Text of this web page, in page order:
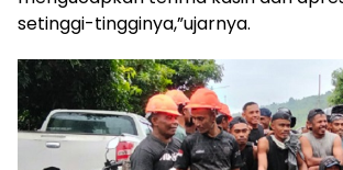
setinggi-tingginya,”ujarnya.